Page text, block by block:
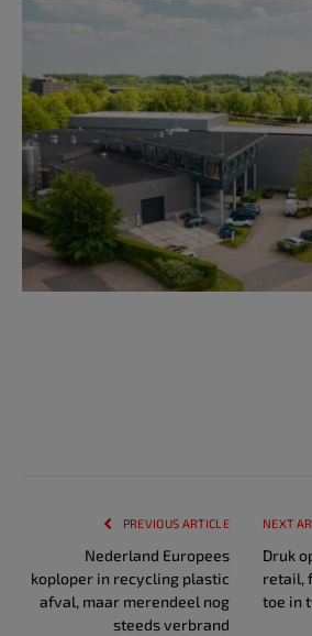
PREVIOUS ARTICLE
Nederland Europees
koploper in recycling plastic
afval, maar merendeel nog
steeds verbrand
NEXT
Druk
retail,
toe in